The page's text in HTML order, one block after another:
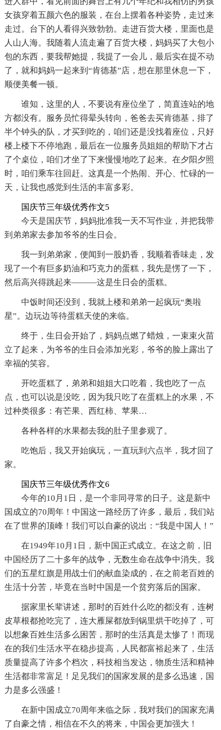
女孩穿着五颜六色的服装，在台上摆着各种姿势，走过来
走过。台下的人看得兴致勃勃。走进百货大楼，里面也是
人山人海。我随着人流走遍了百货大楼，妈妈买了大包小
包的东西，要我帮她提，我提了一会儿，最后实在提不动
了，就和妈妈一起来到“肯德基”店，想在那里休息一下，
顺便美餐一顿。
谁知，这里的人，不要说有座位坐了，简直连站的地
方都没有。服务员忙得晕头转向，爸爸去买肯德基，排了
半个钟头的队，才买到吃的，咱们还是没找着座位，只好
楼上楼下不停地跑，最后在一位服务员姐姐的帮助下才占
了个桌位，咱们才坐了下来慢慢地吃了起来。在夕阳夕照
时，咱们乘车往回赶。这真是一个热闹、开心、忙碌的一
天，让我也感觉到生活的丰富多彩。
国庆节三年级优秀作文5
今天是国庆节，妈妈批准我一天不写作业，并把我带
到弟弟家去参加爷爷的生日会。
我一到弟弟家，便闻到一股奶香，我顺着香味走，发
现了一个有巨多奶油和巧克力的蛋糕，我先是愣了一下，
然后高兴得跳起来———这是生日会的蛋糕。
中饭时间还没到，我就上楼和弟弟一起疯玩“奥啦
星”。边玩边等待蛋糕天使的来临。
终于，生日会开始了，妈妈点燃了蜡烛，一束束火苗
立了起来，为爷爷的生日会添加光彩，爷爷的脸上露出了
幸福的笑容。
开吃蛋糕了，弟弟和姐姐大口吃着，我也吃了一点
点，也可以说是没吃，因为我只吃了在蛋糕上的水果，不
过种类很多：有芒果、西红柿、苹果…
各种各样的水果都去我的肚子里参观了。
吃饱后，我又开始疯玩，一直玩到六点半，我才回了
家。
国庆节三年级优秀作文6
今年的10月1日，是一个非同寻常的日子。这是新中
国成立的70周年！中国这一路经历了许多，最后，我们站
在了世界的顶峰！我们可以自豪的说出：“我是中国人！”
在1949年10月1日，新中国正式成立。在这之前，旧
中国经历了二十多年的战争，无数生命在战争中消失。我
们的五星红旗是用战士们的献血染成的，在之前老百姓的
生活十分苦，毕竟在当时中国是一个贫穷落后的国家。
据家里长辈讲述，那时的百姓什么吃的都没有，连树
皮草根都抢吃完了，连大雁屎都放到锅里烘干吃掉了，可
以想象百姓生活多么困苦，那时的生活真是太惨了！而现
在的我们生活水平在稳步提高，人民都富裕起来了，生活
质量提高了许多个档次，科技相当发达，物质生活和精神
生活都非常富足！足见我们的国家发展的是多么迅速，国
力是多么强盛！
在新中国成立70周年来临之际，我对我们的国家充满
了自豪之情，相信在不久的将来，中国会更加强大！